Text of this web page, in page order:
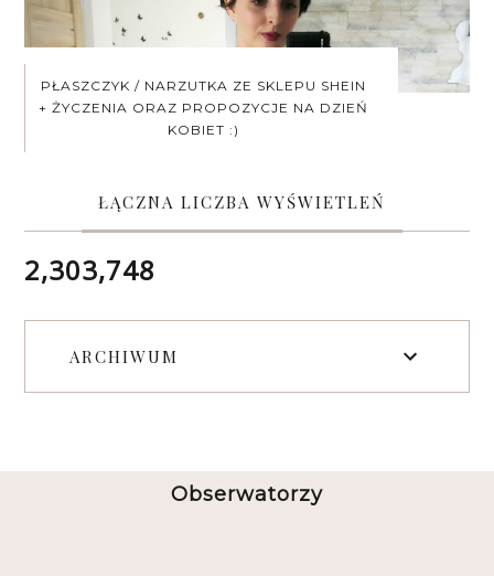
PŁASZCZYK / NARZUTKA ZE SKLEPU SHEIN
+ ŻYCZENIA ORAZ PROPOZYCJE NA DZIEŃ
KOBIET :)
ŁĄCZNA LICZBA WYŚWIETLEŃ
2,303,748
ARCHIWUM
Obserwatorzy